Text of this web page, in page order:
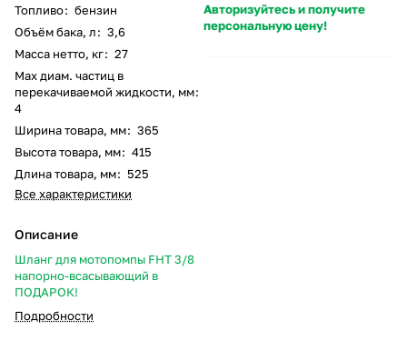
Топливо: бензин
Объём бака, л: 3,6
Масса нетто, кг: 27
Max диам. частиц в
перекачиваемой жидкости, мм:
4
Ширина товара, мм: 365
Высота товара, мм: 415
Длина товара, мм: 525
Все характеристики
Описание
Шланг для мотопомпы FHT 3/8
напорно-всасывающий в
ПОДАРОК!
Подробности
Авторизуйтесь и получите
персональную цену!